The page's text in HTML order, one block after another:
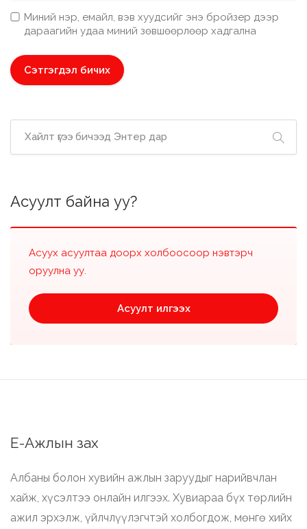
Миний нэр, емайл, вэв хуудсийг энэ бройзер дээр
дараагийн удаа миний зөвшөөрлөөр хадгална
Асуулт байна уу?
Асуух асуултаа доорх холбоосоор нэвтэрч
оруулна уу.
Асуулт илгээх
Е-Ажлын зах
Албаны болон хувийн ажлын заруудыг нарийвчлан
хайж, хүсэлтээ онлайн илгээх. Хувиараа бүх төрлийн
ажил эрхэлж, үйлчлүүлэгчтэй холбогдож, мөнгө хийх